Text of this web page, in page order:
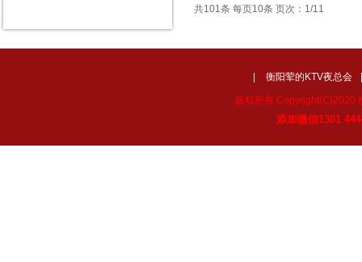
共101条 每页10条 页次：1/11
衡阳荤的KTV夜总会
版权所有 Copyright(C)2020
添加微信1301